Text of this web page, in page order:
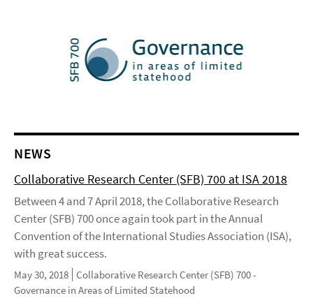
NEWS
Collaborative Research Center (SFB) 700 at ISA 2018
Between 4 and 7 April 2018, the Collaborative Research
Center (SFB) 700 once again took part in the Annual
Convention of the International Studies Association (ISA),
with great success.
May 30, 2018 Collaborative Research Center (SFB) 700 -
Governance in Areas of Limited Statehood